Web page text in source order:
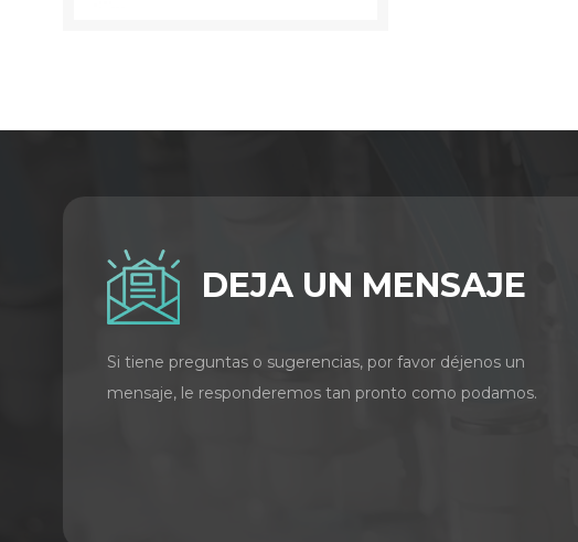
DEJA UN MENSAJE
Si tiene preguntas o sugerencias, por favor déjenos un
mensaje, le responderemos tan pronto como podamos.